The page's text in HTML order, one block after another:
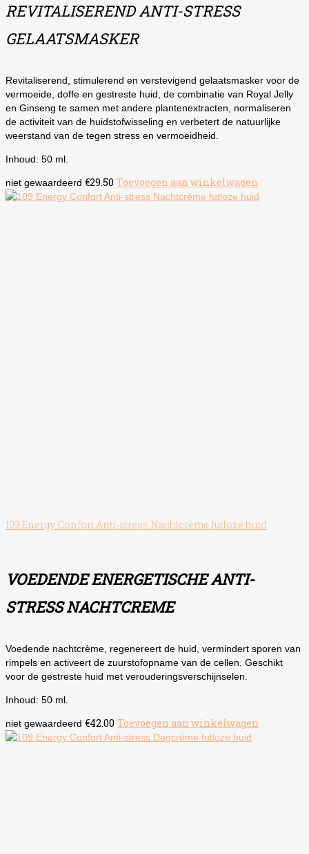
REVITALISEREND ANTI-STRESS
GELAATSMASKER
Revitaliserend, stimulerend en verstevigend gelaatsmasker voor de
vermoeide, doffe en gestreste huid, de combinatie van Royal Jelly
en Ginseng te samen met andere plantenextracten, normaliseren
de activiteit van de huidstofwisseling en verbetert de natuurlijke
weerstand van de tegen stress en vermoeidheid.
Inhoud: 50 ml.
niet gewaardeerd €29.50 Toevoegen aan winkelwagen
109 Energy Confort Anti-stress Nachtcrème futloze huid
VOEDENDE ENERGETISCHE ANTI-
STRESS NACHTCREME
Voedende nachtcrème, regenereert de huid, vermindert sporen van
rimpels en activeert de zuurstofopname van de cellen. Geschikt
voor de gestreste huid met verouderingsverschijnselen.
Inhoud: 50 ml.
niet gewaardeerd €42.00 Toevoegen aan winkelwagen